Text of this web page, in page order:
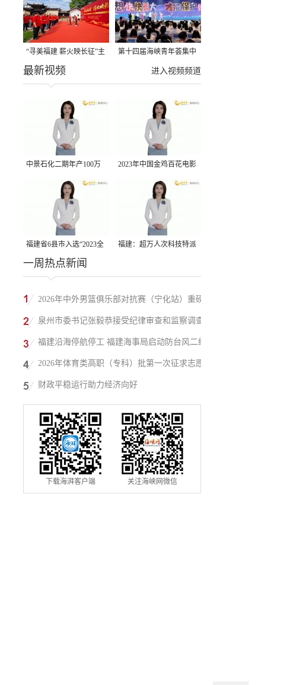
味→
“寻美福建 薪火映长征”主
题活动在龙岩长汀启动
第十四届海峡青年荟集中
阶段活动在福州举行
进入视频频道
最新视频
中景石化二期年产100万
吨丙烷脱氢项目建成中交
2023年中国金鸡百花电影
节有福电影巡展31日启动
福建省6县市入选“2023全
国县域发展潜力百强县”
福建：超万人次科技特派
一周热点新闻
2026年中外男篮俱乐部对抗赛（宁化站）重磅
来袭！抢票通道即将开启→
泉州市委书记张毅恭接受纪律审查和监察调查
福建沿海停航停工 福建海事局启动防台风二级
应急响应
2026年体育类高职（专科）批第一次征求志愿
填报
财政平稳运行助力经济向好
下载海湃客户端 关注海峡网微信